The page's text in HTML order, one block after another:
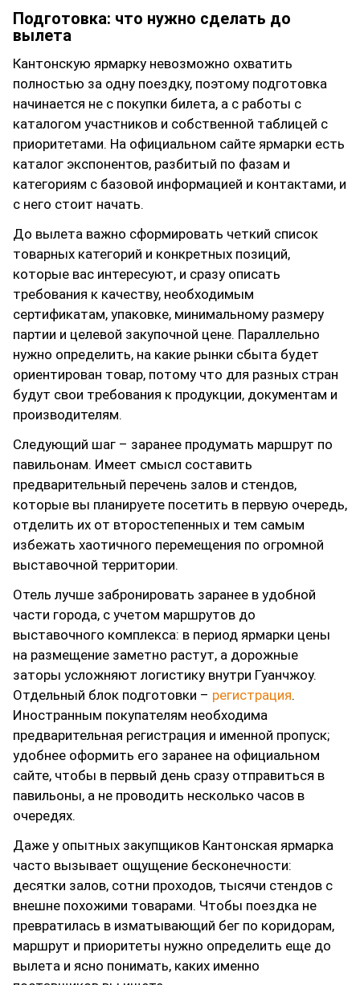
Подготовка: что нужно сделать до
вылета
Кантонскую ярмарку невозможно охватить
полностью за одну поездку, поэтому подготовка
начинается не с покупки билета, а с работы с
каталогом участников и собственной таблицей с
приоритетами. На официальном сайте ярмарки есть
каталог экспонентов, разбитый по фазам и
категориям с базовой информацией и контактами, и
с него стоит начать.
До вылета важно сформировать четкий список
товарных категорий и конкретных позиций,
которые вас интересуют, и сразу описать
требования к качеству, необходимым
сертификатам, упаковке, минимальному размеру
партии и целевой закупочной цене. Параллельно
нужно определить, на какие рынки сбыта будет
ориентирован товар, потому что для разных стран
будут свои требования к продукции, документам и
производителям.
Следующий шаг – заранее продумать маршрут по
павильонам. Имеет смысл составить
предварительный перечень залов и стендов,
которые вы планируете посетить в первую очередь,
отделить их от второстепенных и тем самым
избежать хаотичного перемещения по огромной
выставочной территории.
Отель лучше забронировать заранее в удобной
части города, с учетом маршрутов до
выставочного комплекса: в период ярмарки цены
на размещение заметно растут, а дорожные
заторы усложняют логистику внутри Гуанчжоу.
Отдельный блок подготовки – регистрация.
Иностранным покупателям необходима
предварительная регистрация и именной пропуск;
удобнее оформить его заранее на официальном
сайте, чтобы в первый день сразу отправиться в
павильоны, а не проводить несколько часов в
очередях.
Даже у опытных закупщиков Кантонская ярмарка
часто вызывает ощущение бесконечности:
десятки залов, сотни проходов, тысячи стендов с
внешне похожими товарами. Чтобы поездка не
превратилась в изматывающий бег по коридорам,
маршрут и приоритеты нужно определить еще до
вылета и ясно понимать, каких именно